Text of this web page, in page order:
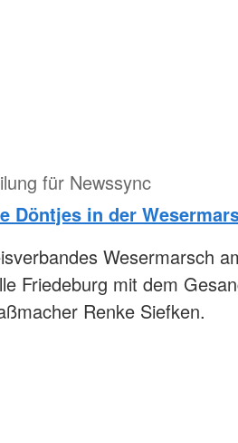
für Newssync
Döntjes in der
Wesermarsch
Friedeburg mit dem
Renke Siefken.